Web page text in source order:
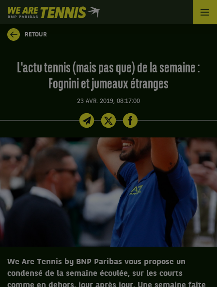
We
are
Tennis
by
Accueil
RETOUR
L'actu tennis (mais pas que) de la semaine :
Fognini et jumeaux étranges
23 AVR. 2019, 08:17:00
We Are Tennis by BNP Paribas vous propose un
condensé de la semaine écoulée, sur les courts